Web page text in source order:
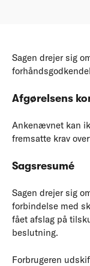
Sagen drejer sig
Afgørelsens
Ankenævnet kan
fremsatte krav
Sagsresumé
Sagen drejer sig
forbindelse med
fået afslag på
beslutning.
Forbrugeren